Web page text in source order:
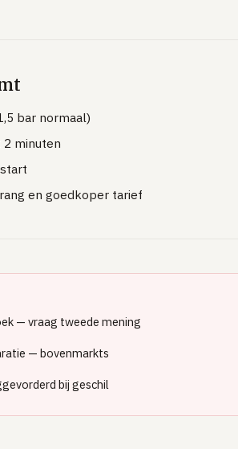
bar normaal)
minuten
en goedkoper tarief
— vraag tweede mening
— bovenmarkts
bij geschil